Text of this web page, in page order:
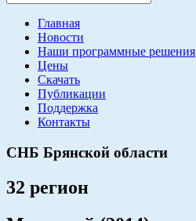
Главная
Новости
Наши программные решения
Цены
Скачать
Публикации
Поддержка
Контакты
СНБ Брянской области
32 регион